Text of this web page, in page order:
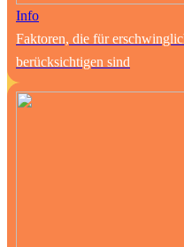
Info
Faktoren, die für
berücksichtigen sind